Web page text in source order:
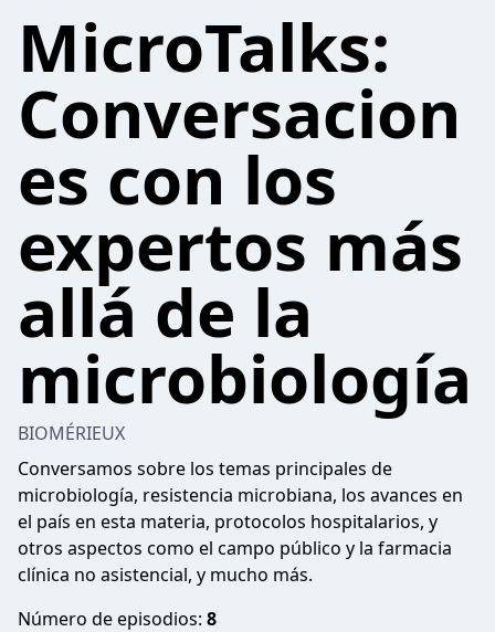
MicroTalks:
Conversacion
es con los
expertos más
allá de la
microbiología
BIOMÉRIEUX
Conversamos sobre los temas principales de
microbiología, resistencia microbiana, los avances en
el país en esta materia, protocolos hospitalarios, y
otros aspectos como el campo público y la farmacia
clínica no asistencial, y mucho más.
Número de episodios: 8